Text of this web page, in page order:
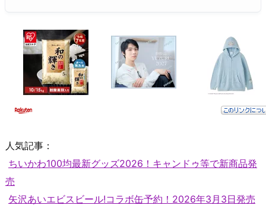
人気記事：
ちいかわ100均最新グッズ2026！キャンドゥ等で新商品発
売
矢沢あいエビスビール!コラボ缶予約！2026年3月3日発売